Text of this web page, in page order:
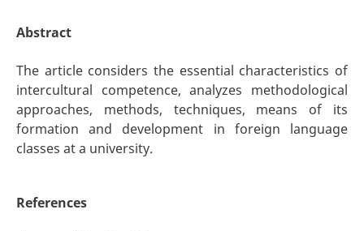
Abstract
The article considers the essential characteristics of
intercultural competence, analyzes methodological
approaches, methods, techniques, means of its
formation and development in foreign language
classes at a university.
References